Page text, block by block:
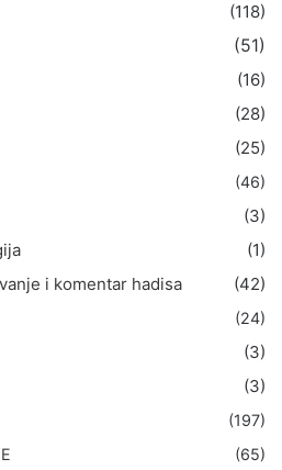
(118)
(51)
(16)
(28)
(25)
(46)
(3)
(1)
i komentar hadisa
(42)
(24)
(3)
(3)
(197)
(65)